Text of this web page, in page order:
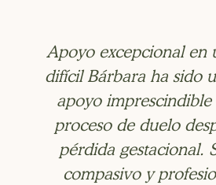
Apoyo excepcional en
difícil Bárbara ha sido
apoyo
proceso de duelo
pérdida gestacional.
compasivo y